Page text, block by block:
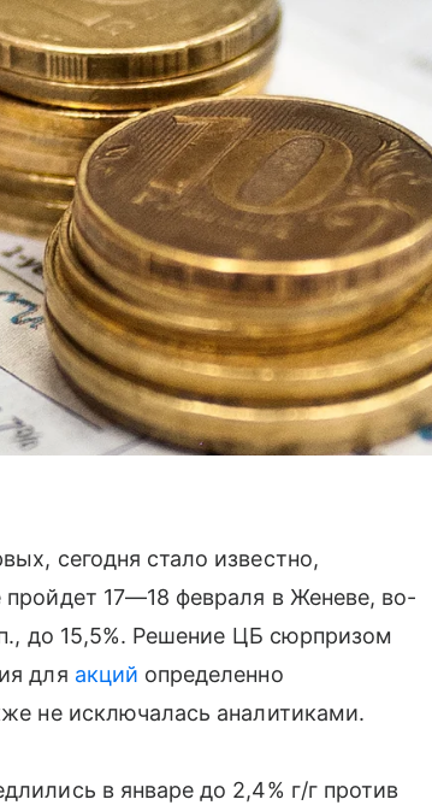
сегодня стало известно,
пройдет 17—18 февраля в Женеве, во-
до 15,5%. Решение ЦБ сюрпризом
для акций определенно
не исключалась аналитиками.
в январе до 2,4% г/г против